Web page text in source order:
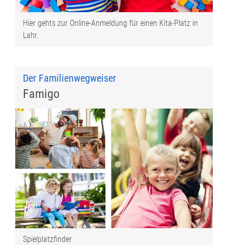
Hier gehts zur Online-Anmeldung für einen Kita-Platz in
Lahr.
Der Familienwegweiser
Famigo
Spielplatzfinder